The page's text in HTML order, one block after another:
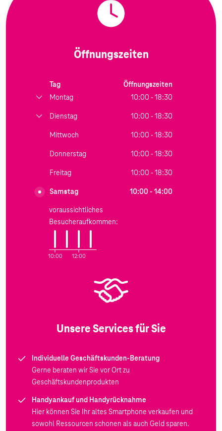
Öffnungszeiten
Tag
Öffnungszeiten
Montag
10:00 - 18:30
Dienstag 10:00 - 18:30
Mittwoch 10:00 - 18:30
Donnerstag 10:00 - 18:30
Freitag 10:00 - 18:30
Samstag 10:00 - 14:00
voraussichtliches
Besucheraufkommen:
10:00 12:00
Unsere Services für Sie
Individuelle Geschäftskunden-Beratung
Gerne beraten wir Sie vor Ort zu
Geschäftskundenprodukten
Handyankauf und Handyrücknahme
Hier können Sie Ihr altes Smartphone verkaufen und
sowohl Ressourcen schonen als auch Geld sparen.